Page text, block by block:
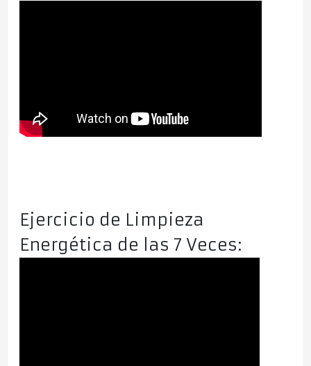
Ejercicio de Limpieza
Energética de las 7 Veces: